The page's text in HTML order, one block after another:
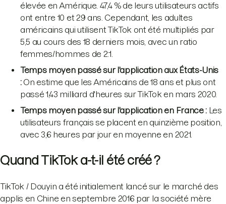
élevée en Amérique. 47,4 % de leurs utilisateurs actifs
ont entre 10 et 29 ans. Cependant, les adultes
américains qui utilisent TikTok ont été multipliés par
5,5 au cours des 18 derniers mois, avec un ratio
femmes/hommes de 2:1.
Temps moyen passé sur l'application aux États-Unis
:On estime que les Américains de 18 ans et plus ont
passé 1,43 milliard d'heures sur TikTok en mars 2020.
Temps moyen passé sur l'application en France : Les
utilisateurs français se placent en quinzième position,
avec 3,6 heures par jour en moyenne en 2021.
Quand TikTok a-t-il été créé ?
TikTok / Douyin a été initialement lancé sur le marché des
applis en Chine en septembre 2016 par la société mère